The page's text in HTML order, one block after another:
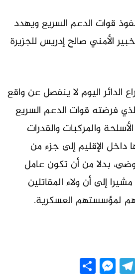
قوات الدعم السريع ويهدد
الأمني صالح إدريس للجزيرة
الدائر اليوم لا ينفصل عن واقع
فرضته قوات الدعم السريع
والمركبات والقدرات
داخل الإقليم إلى جزء من
بدلا من أن تكون عامل
إلى أن ولاء المقاتلين
لمؤسستهم العسكرية.
WhatsApp
Telegram
Messenger